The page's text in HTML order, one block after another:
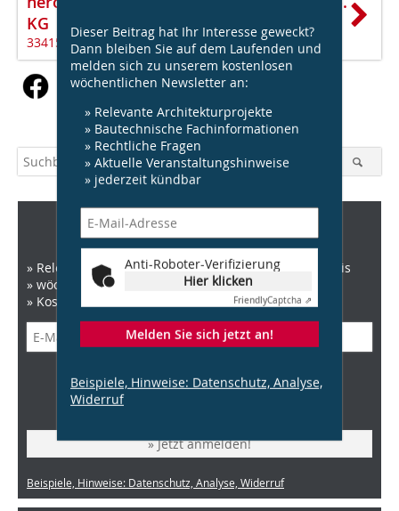
KG
33415 Verl
Dieser Beitrag hat Ihr Interesse geweckt?
Dann bleiben Sie auf dem Laufenden und
melden sich zu unserem kostenlosen
wöchentlichen Newsletter an:
» Relevante Architekturprojekte
» Bautechnische Fachinformationen
» Rechtliche Fragen
» Aktuelle Veranstaltungshinweise
» jederzeit kündbar
Anti-Roboter-Verifizierung
Hier klicken
FriendlyCaptcha ⇗
Melden Sie sich jetzt an!
Beispiele, Hinweise: Datenschutz, Analyse,
Widerruf
DBZ Newsletter
» Relevante News zu Architektur, Recht und Baupraxis
» wöchentlich
» Kostenlos und jederzeit kündbar
Anti-Roboter-Verifizierung
Hier klicken
» Jetzt anmelden!
Beispiele, Hinweise: Datenschutz, Analyse, Widerruf